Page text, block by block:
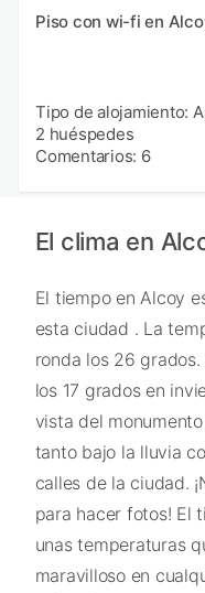
Piso con wi-fi en
Tipo de alojamiento:
2 huéspedes
Comentarios: 6
El clima en
El tiempo en Alcoy
esta ciudad . La
ronda los 26
los 17 grados en
vista del
tanto bajo la lluvia
calles de la ciudad.
para hacer fotos! El
unas temperaturas
maravilloso en